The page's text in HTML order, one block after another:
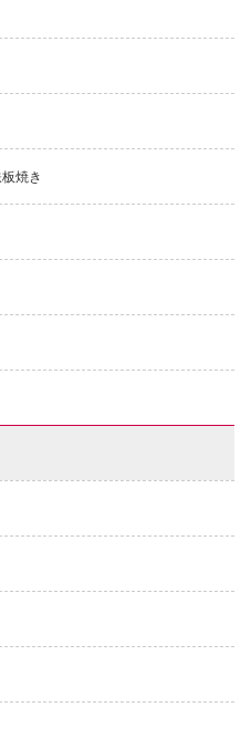
焼き